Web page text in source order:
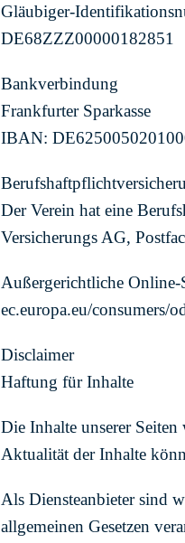
Gläubiger-
DE68ZZZ00000182851
Bankverbindung
Frankfurter Sparkasse
IBAN:
Der Verein hat eine
Versicherungs AG,
Außergerichtliche
ec.europa.eu/consumers/
Disclaimer
Haftung für Inhalte
Die Inhalte unserer
Aktualität der Inhalte
Als Diensteanbieter sind
allgemeinen Gesetzen